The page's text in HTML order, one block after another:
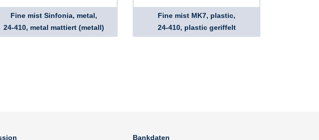
Fine mist Sinfonia, metal,
24-410, metal mattiert (metall)
Fine mist MK7, plastic,
24-410, plastic geriffelt
Bankdaten